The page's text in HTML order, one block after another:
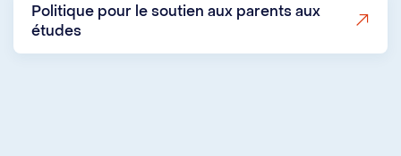
Politique pour le soutien aux parents aux
études